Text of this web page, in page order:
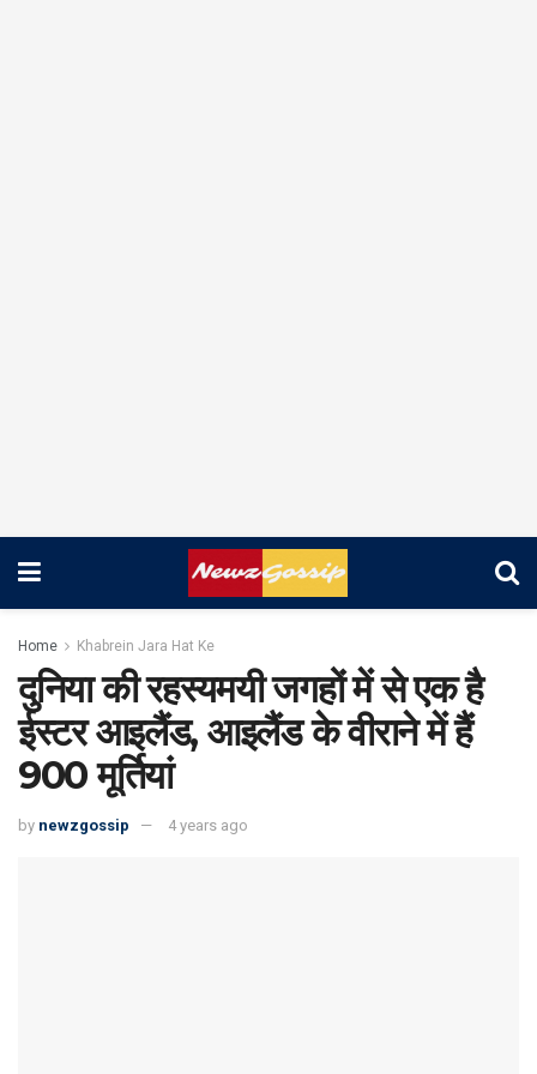
Home Khabrein Jara Hat Ke
दुनिया की रहस्यमयी जगहों में से एक है
ईस्टर आइलैंड, आइलैंड के वीराने में हैं
900 मूर्तियां
by newzgossip 4 years ago